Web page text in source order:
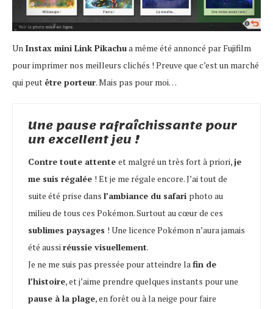
Un Instax mini Link Pikachua même été annoncé par Fujifilm
pour imprimer nos meilleurs clichés ! Preuve que c’est un marché
qui peut être porteur. Mais pas pour moi…
Une pause rafraîchissante pour
un excellent jeu !
Contre toute attente et malgré un très fort à priori,je
me suis régalée ! Et je me régale encore. J’ai tout de
suite été prise dans l’ambiance du safari photo au
milieu de tous ces Pokémon. Surtout au cœur de ces
sublimes paysages ! Une licence Pokémon n’aura jamais
été aussiréussie visuellement.
Je ne me suis pas pressée pour atteindre lafin de
l’histoire, et j’aime prendre quelques instants pour une
pause à la plage, en forêt ou à la neige pour faire